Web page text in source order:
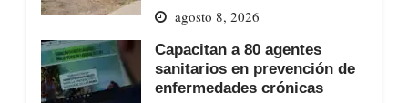
agosto 8, 2026
Capacitan a 80 agentes
sanitarios en prevención de
enfermedades crónicas